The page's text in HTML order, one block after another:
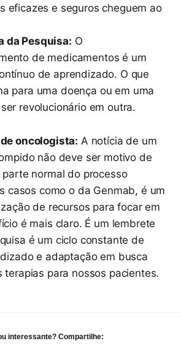
eficazes e seguros cheguem ao
da Pesquisa: O
de medicamentos é um
de aprendizado. O que
para uma doença ou em uma
revolucionário em outra.
oncologista: A notícia de um
não deve ser motivo de
parte normal do processo
casos como o da Genmab, é um
de recursos para focar em
é mais claro. É um lembrete
é um ciclo constante de
e adaptação em busca
terapias para nossos pacientes.
interessante? Compartilhe: